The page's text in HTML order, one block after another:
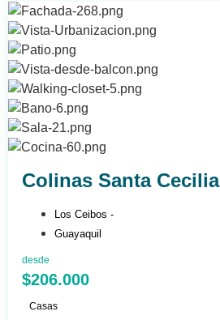
Colinas Santa Cecilia
Los Ceibos -
Guayaquil
desde
$206.000
Casas